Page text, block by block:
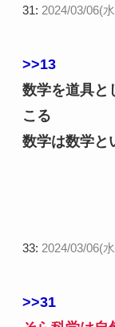
31: 2024/03/06(
>>13
数学を道具と
こる
数学は数学と
33: 2024/03/06(
>>31